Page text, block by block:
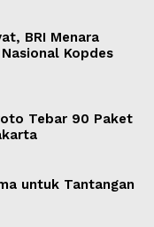
BRI Menara
Kopdes
Tebar 90 Paket
untuk Tantangan